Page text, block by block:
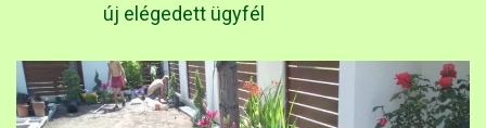
új elégedett ügyfél